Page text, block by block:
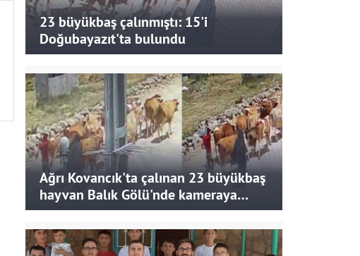
23 büyükbaş çalınmıştı: 15'i
Doğubayazıt'ta bulundu
Ağrı Kovancık'ta çalınan 23 büyükbaş
hayvan Balık Gölü'nde kameraya
takıldı